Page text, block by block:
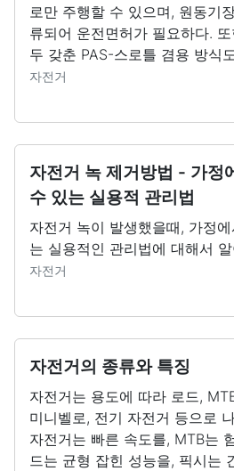
로만 주행할 수 있으며, 원동기
류되어 운전면허가 필요하다.
두 갖춘 PAS-스로틀 겸용 방식
자전거
자전거 녹 제거방법 - 가정
수 있는 실용적 관리법
자전거 녹이 발생했을때, 가정
는 실용적인 관리법에 대해서
자전거
자전거의 종류와 특징
자전거는 용도에 따라 로드,
미니벨로, 전기 자전거 등으로
자전거는 빠른 속도를, MTB는
드는 균형 잡힌 성능을, 픽시는